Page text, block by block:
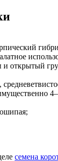
открытый
семена